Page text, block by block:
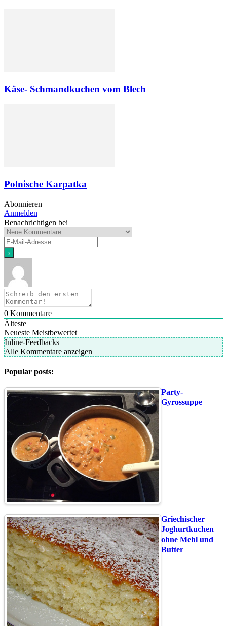
Käse- Schmandkuchen vom Blech
Polnische Karpatka
Abonnieren
Anmelden
Benachrichtigen bei
0 Kommentare
Älteste
Neueste Meistbewertet
Inline-Feedbacks
Alle Kommentare anzeigen
Popular posts:
Party-
Gyrossuppe
Griechischer
Joghurtkuchen
ohne Mehl und
Butter